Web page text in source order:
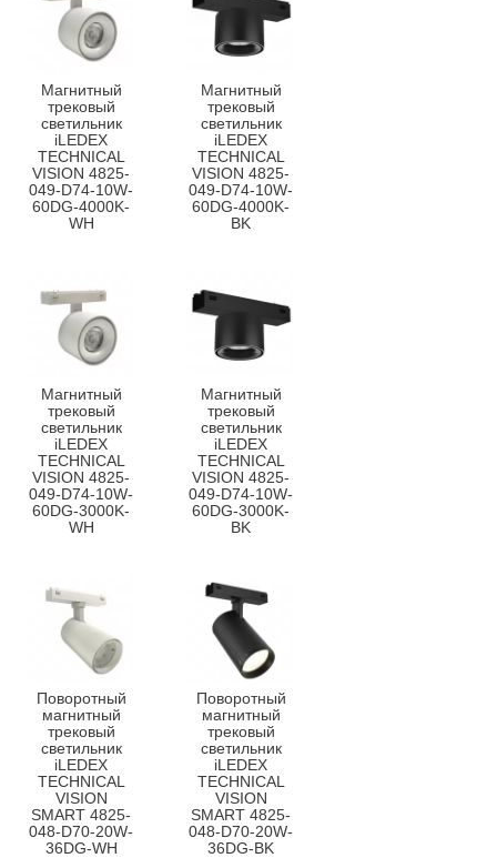
Магнитный
трековый
светильник
iLEDEX
TECHNICAL
VISION 4825-
049-D74-10W-
60DG-4000K-
WH
Магнитный
трековый
светильник
iLEDEX
TECHNICAL
VISION 4825-
049-D74-10W-
60DG-4000K-
BK
Магнитный
трековый
светильник
iLEDEX
TECHNICAL
VISION 4825-
049-D74-10W-
60DG-3000K-
WH
Магнитный
трековый
светильник
iLEDEX
TECHNICAL
VISION 4825-
049-D74-10W-
60DG-3000K-
BK
Поворотный
магнитный
трековый
светильник
iLEDEX
TECHNICAL
VISION
SMART 4825-
048-D70-20W-
36DG-WH
Поворотный
магнитный
трековый
светильник
iLEDEX
TECHNICAL
VISION
SMART 4825-
048-D70-20W-
36DG-BK